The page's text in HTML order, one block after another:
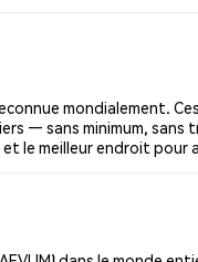
mondialement.
— sans minimum, sans
le meilleur endroit pour